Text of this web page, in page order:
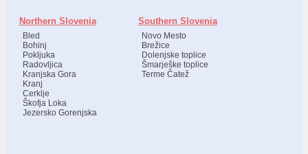
Northern Slovenia
Bled
Bohinj
Pokljuka
Radovljica
Kranjska Gora
Kranj
Cerklje
Škofja Loka
Jezersko Gorenjska
Southern Slovenia
Novo Mesto
Brežice
Dolenjske toplice
Šmarješke toplice
Terme Čatež